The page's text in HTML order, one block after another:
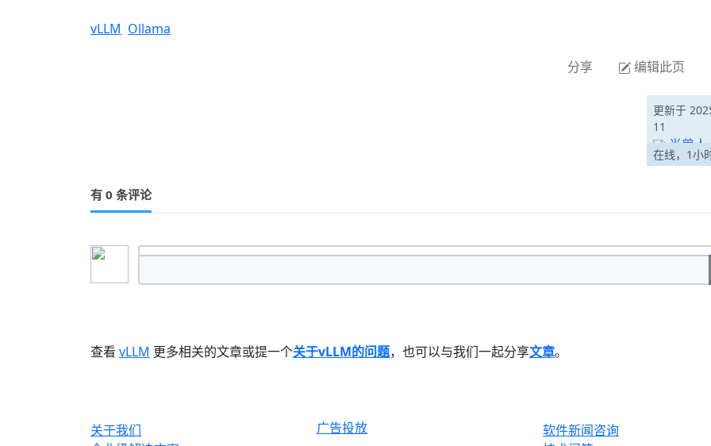
vLLM Ollama
分享 编辑此页
更新于
11
半兽人
在线，1小
有 0 条评论
查看 vLLM 更多相关的文章或提一个关于vLLM的问题，也可以与我们一起分享文章。
关于我们
广告投放
软件新闻咨询